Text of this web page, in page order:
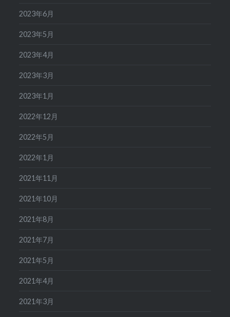
2023年6月
2023年5月
2023年4月
2023年3月
2023年1月
2022年12月
2022年5月
2022年1月
2021年11月
2021年10月
2021年8月
2021年7月
2021年5月
2021年4月
2021年3月